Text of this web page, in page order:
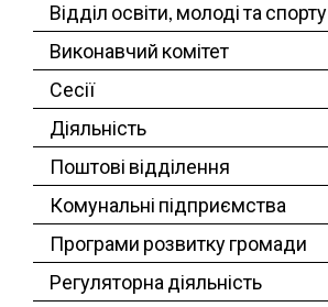
Відділ освіти, молоді та спорту
Виконавчий комітет
Сесії
Діяльність
Поштові відділення
Комунальні підприємства
Програми розвитку громади
Регуляторна діяльність